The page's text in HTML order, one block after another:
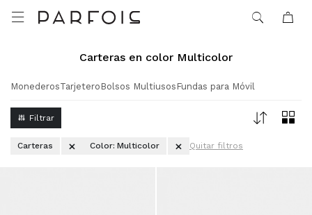

Carteras en color Multicolor
MonederosTarjetero Bolsos Multiusos Fundas para Móvil
Carteras Color: Multicolor Quitar filtros